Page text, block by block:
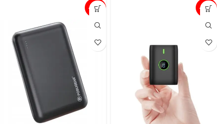
15%-
15%-